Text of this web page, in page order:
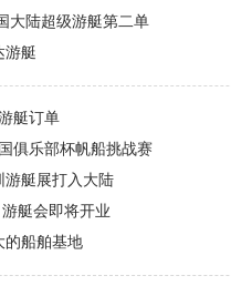
大陆超级游艇第二单
游艇
艇订单
俱乐部杯帆船挑战赛
游艇展打入大陆
艇会即将开业
的船舶基地